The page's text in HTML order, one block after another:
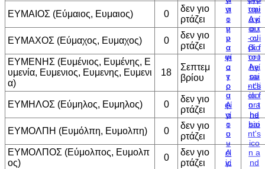
ΕΥΜΑΙΟΣ (Εύμαιος, Ευμαιος) 0
δεν γιο
ρτάζει
ΕΥΜΑΧΟΣ (Εύμαχος, Ευμαχος) 0
δεν γιο
ρτάζει
ΕΥΜΕΝΗΣ (Ευμένιος, Ευμένης, Ε
υμενία, Ευμενιος, Ευμενης, Ευμενι
α)
18
Σεπτεμ
βρίου
ΕΥΜΗΛΟΣ (Εύμηλος, Ευμηλος) 0
δεν γιο
ρτάζει
ΕΥΜΟΛΠΗ (Ευμόλπη, Ευμολπη) 0
δεν γιο
ρτάζει
ΕΥΜΟΛΠΟΣ (Εύμολπος, Ευμολπ
ος)
0
δεν γιο
ρτάζει